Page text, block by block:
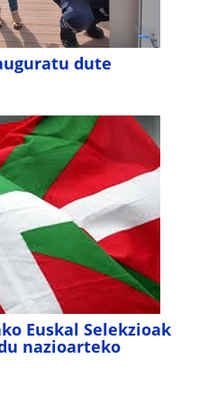
dute
Euskal Selekzioak
nazioarteko